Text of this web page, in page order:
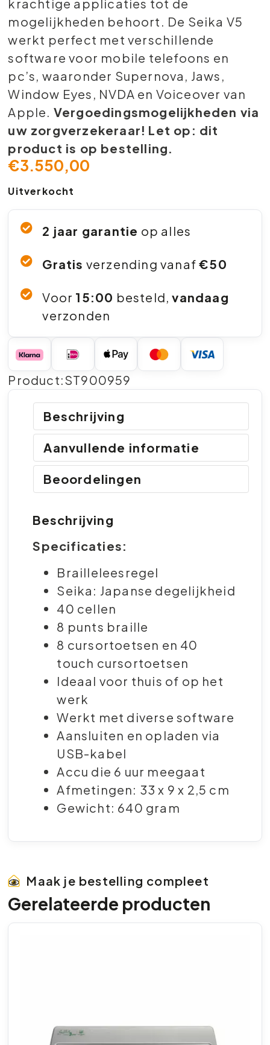
krachtige applicaties tot de
mogelijkheden behoort. De Seika V5
werkt perfect met verschillende
software voor mobile telefoons en
pc’s, waaronder Supernova, Jaws,
Window Eyes, NVDA en Voiceover van
Apple. Vergoedingsmogelijkheden via
uw zorgverzekeraar! Let op: dit
product is op bestelling.
€3.550,00
Uitverkocht
2 jaar garantie op alles
Gratis verzending vanaf€50
Voor 15:00 besteld,vandaag
verzonden
Product:ST900959
Beschrijving
Aanvullende informatie
Beoordelingen
Beschrijving
Specificaties:
Brailleleesregel
Seika: Japanse degelijkheid
40 cellen
8 punts braille
8 cursortoetsen en 40
touch cursortoetsen
Ideaal voor thuis of op het
werk
Werkt met diverse software
Aansluiten en opladen via
USB-kabel
Accu die 6 uur meegaat
Afmetingen: 33 x 9 x 2,5 cm
Gewicht: 640 gram
Maak je bestelling compleet
Gerelateerde producten